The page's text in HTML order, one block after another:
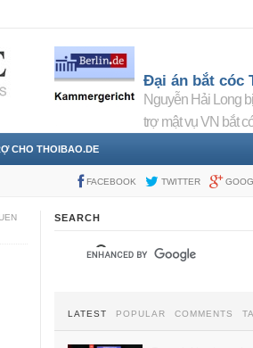
Đại án bắt cóc
Nguyễn Hải Long
trợ mật vụ VN bắt
CHO THOIBAO.DE
FACEBOOK TWITTER
SEARCH
LATEST POPULAR COMMENTS